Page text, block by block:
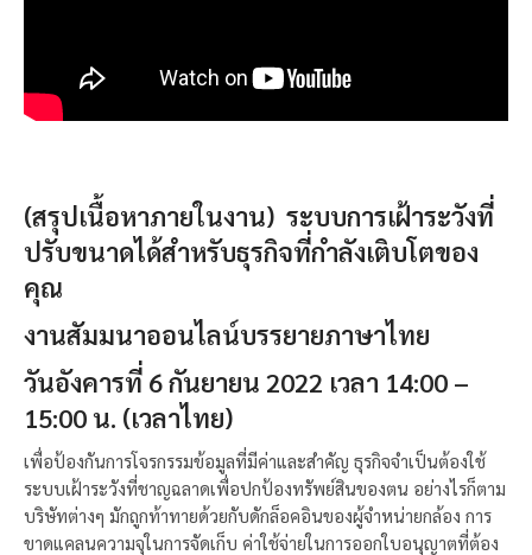
(สรุปเนื้อหาภายในงาน) ระบบการเฝ้าระวังที่
ปรับขนาดได้สำหรับธุรกิจที่กำลังเติบโตของ
คุณ
งานสัมมนาออนไลน์บรรยายภาษาไทย
วันอังคารที่ 6 กันยายน 2022 เวลา 14:00 –
15:00 น. (เวลาไทย)
เพื่อป้องกันการโจรกรรมข้อมูลที่มีค่าและสำคัญ ธุรกิจจำเป็นต้องใช้
ระบบเฝ้าระวังที่ชาญฉลาดเพื่อปกป้องทรัพย์สินของตน อย่างไรก็ตาม
บริษัทต่างๆ มักถูกท้าทายด้วยกับดักล็อคอินของผู้จำหน่ายกล้อง การ
ขาดแคลนความจุในการจัดเก็บ ค่าใช้จ่ายในการออกใบอนุญาตที่ต้อง